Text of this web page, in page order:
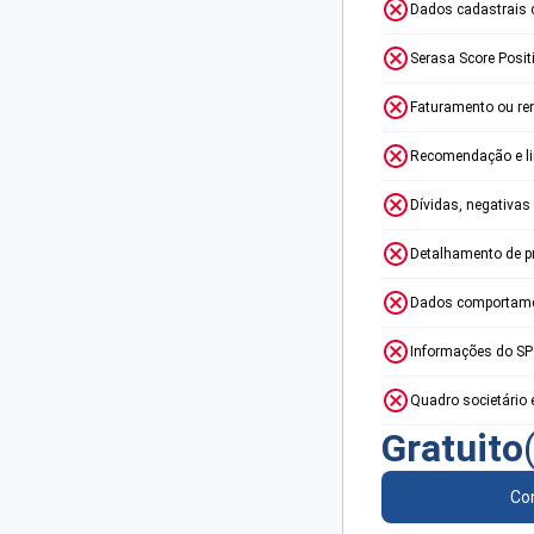
Dados cadastrais
Serasa Score
Faturamento ou
Recomendação e
Dívidas, negativas
Detalhamento de
Dados
Informações do
Quadro societário
Gratuito